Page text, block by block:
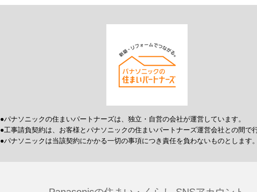
●パナソニックの住まいパートナーズは、独立・自営の会社が運営しています。
●工事請負契約は、お客様とパナソニックの住まいパートナーズ運営会社との間で
●パナソニックは当該契約にかかる一切の事項につき責任を負わないものとします